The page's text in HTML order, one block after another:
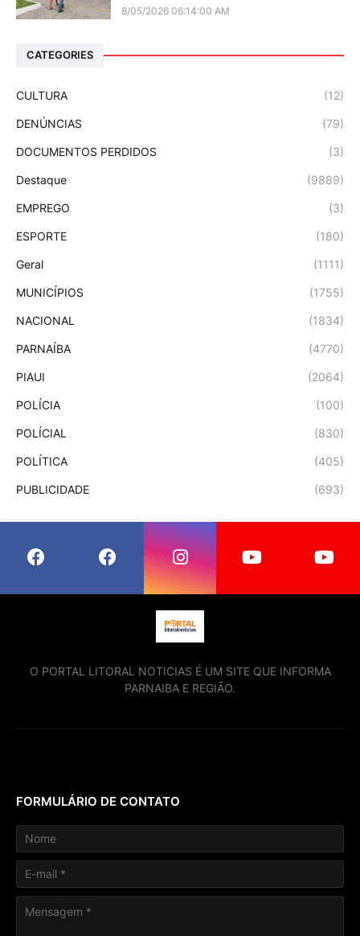
8/05/2026 06:14:00 AM
CATEGORIES
CULTURA (12)
DENÚNCIAS (79)
DOCUMENTOS PERDIDOS (3)
Destaque (9889)
EMPREGO (3)
ESPORTE (180)
Geral (1111)
MUNICÍPIOS (1755)
NACIONAL (1834)
PARNAÍBA (4770)
PIAUI (2064)
POLÍCIA (100)
POLÍCIAL (830)
POLÍTICA (405)
PUBLICIDADE (693)
O PORTAL LITORAL NOTICIAS É UM SITE QUE INFORMA
PARNAIBA E REGIÃO.
FORMULÁRIO DE CONTATO